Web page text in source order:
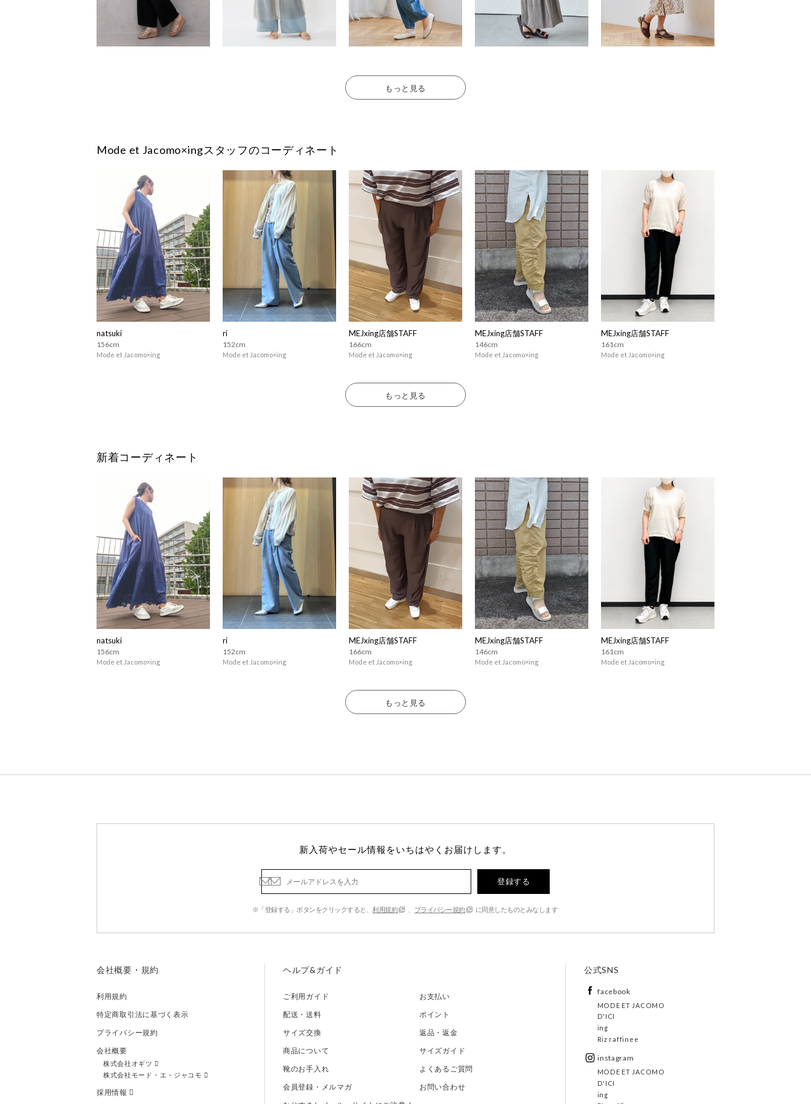
もっと見る
Mode et Jacomo×ingスタッフのコーディネート
natsuki
156cm
Mode et Jacomo×ing
ri
152cm
Mode et Jacomo×ing
MEJxing店舗STAFF
166cm
Mode et Jacomo×ing
MEJxing店舗STAFF
146cm
Mode et Jacomo×ing
MEJxing店舗STAFF
161cm
Mode et Jacomo×ing
もっと見る
新着コーディネート
natsuki
156cm
Mode et Jacomo×ing
ri
152cm
Mode et Jacomo×ing
MEJxing店舗STAFF
166cm
Mode et Jacomo×ing
MEJxing店舗STAFF
146cm
Mode et Jacomo×ing
MEJxing店舗STAFF
161cm
Mode et Jacomo×ing
もっと見る
新入荷やセール情報をいちはやくお届けします。
登録する
※「登録する」ボタンをクリックすると、利用規約 プライバシー規約 に同意したものとみなします
会社概要・規約
利用規約
特定商取引法に基づく表示
プライバシー規約
会社概要
株式会社オギツ
株式会社モード・エ・ジャコモ
採用情報
ヘルプ&ガイド
ご利用ガイド
お支払い
配送・送料
ポイント
サイズ交換
返品・返金
商品について
サイズガイド
靴のお手入れ
よくあるご質問
会員登録・メルマガ
お問い合わせ
公式SNS
facebook
MODE ET JACOMO
D'ICI
ing
Riz raffinee
instagram
MODE ET JACOMO
D'ICI
ing